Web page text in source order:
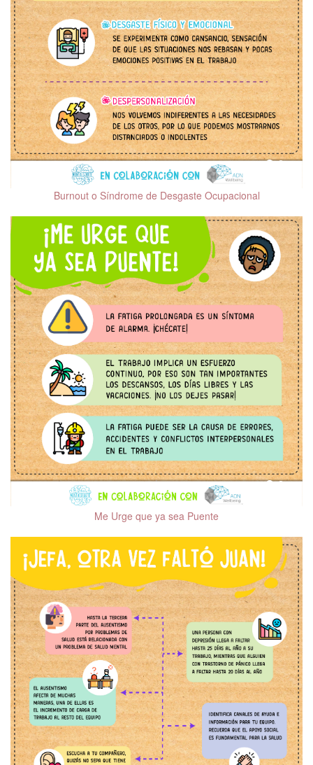
El 10 de cada mes.
Hablemos de Salud
Mental
Mitos y realidades de la
psiquiatría
Salud mental en niñas,
niños y adolescentes
Tipos de Psicoterapia
Mecanismos de
defensa
Esquizofrenia
Ayer y hoy de la
psiquiatría
Salud mental en
hombres
Mentalizarte in English
Salud Mental después
del COVID-19
Relaciones
Interpersonales
Trastornos de la
Personalidad
Salud Mental ante
Emociones
Salud fí­sica y salud
Trastornos del sueño
Depresión
Ansiedad
Trastorno del Espectro
Autista (TEA)
Trastorno Límite de la
Personalidad (TLP)
Burnout o Síndrome de Desgaste Ocupacional
Me Urge que ya sea Puente